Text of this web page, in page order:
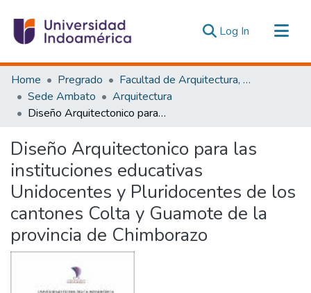
Log In (current)
Communities & Collections
All of DSpace
Statistics
Home Pregrado
Facultad de Arquitectura, Artes y Diseño
Sede Ambato
Arquitectura
Diseño Arquitectonico para las instituciones educativas Unidocentes y Pluridocentes de los cantones Colta y Guamote de la provincia de Chimborazo
Diseño Arquitectonico para las
instituciones educativas
Unidocentes y Pluridocentes de los
cantones Colta y Guamote de la
provincia de Chimborazo